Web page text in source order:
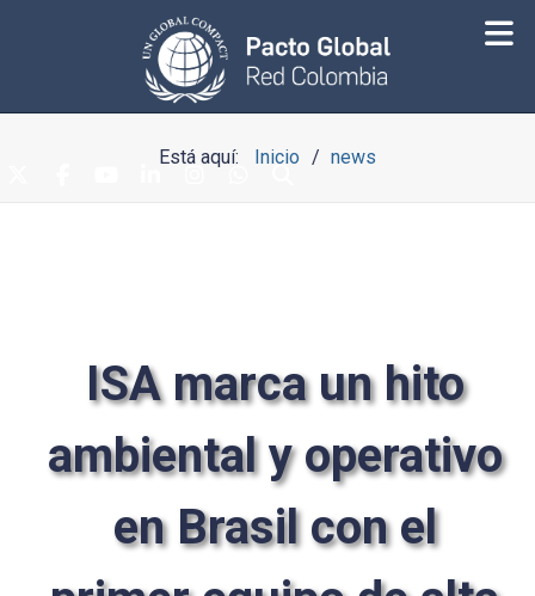
Está aquí: Inicio news
ISA marca un hito
ambiental y operativo
en Brasil con el